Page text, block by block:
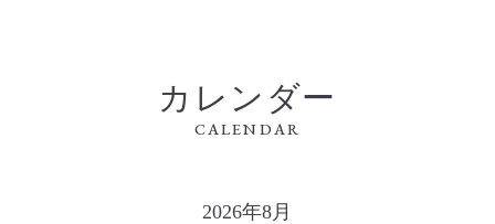
カレンダー
CALENDAR
2026年8月